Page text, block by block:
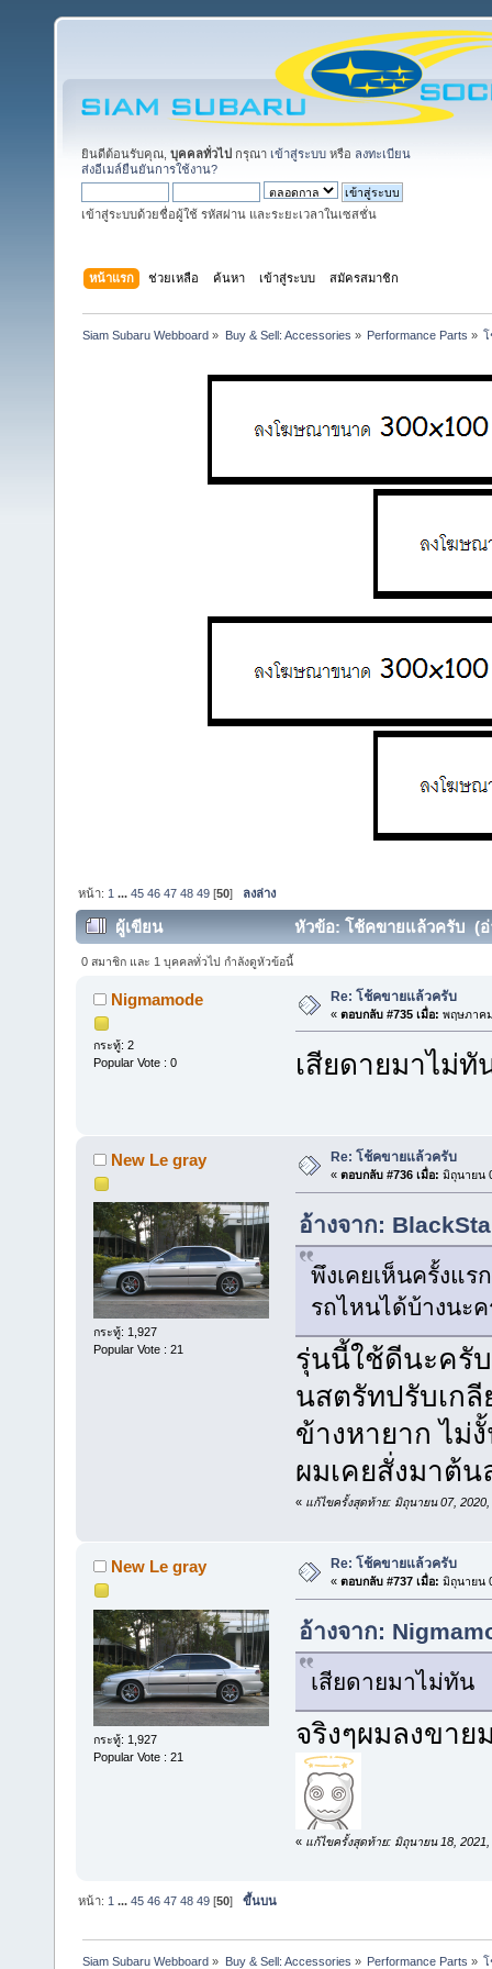
ยินดีต้อนรับคุณ, บุคคลทั่วไป กรุณา เข้าสู่ระบบ หรือ ลงทะเบียน
ส่งอีเมล์ยืนยันการใช้งาน?
เข้าสู่ระบบด้วยชื่อผู้ใช้ รหัสผ่าน และระยะเวลาในเซสชั่น
หน้าแรก ช่วยเหลือ ค้นหา เข้าสู่ระบบ สมัครสมาชิก
Siam Subaru Webboard » Buy & Sell: Accessories » Performance Parts »
หน้า: 1 ...45 46 47 48 49 [50] ลงล่าง
ผู้เขียน หัวข้อ: โช้คขายแล้วครับ (อ่
0 สมาชิก และ 1 บุคคลทั่วไป กำลังดูหัวข้อนี้
Nigmamode
กระทู้: 2
Popular Vote : 0
Re: โช้คขายแล้วครับ
« ตอบกลับ #735 เมื่อ: พฤษภาค
เสียดายมาไม่ทั
New Le gray
กระทู้: 1,927
Popular Vote : 21
Re: โช้คขายแล้วครับ
« ตอบกลับ #736 เมื่อ: มิถุนายน
อ้างจาก:
พึงเคยเห็นครั้งแ
รถไหนได้บ้างนะ
รุ่นนี้ใช้ดีนะครั
นสตรัทปรับเก
ข้างหายาก ไม่
ผมเคยสั่งมาต้น
« แก้ไขครั้งสุดท้าย: มิถุนายน 07,
New Le gray
กระทู้: 1,927
Popular Vote : 21
Re: โช้คขายแล้วครับ
« ตอบกลับ #737 เมื่อ: มิถุนายน
อ้างจาก:
เสียดายมาไม่ทัน
จริงๆผมลงขาย
« แก้ไขครั้งสุดท้าย: มิถุนายน 18,
หน้า: 1 ...45 46 47 48 49 [50]ขึ้นบน
Siam Subaru Webboard » Buy & Sell: Accessories » Performance Parts »